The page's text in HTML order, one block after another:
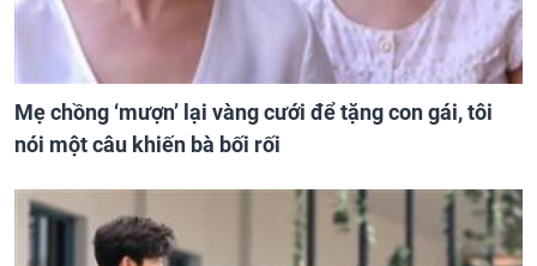
Mẹ chồng ‘mượn’ lại vàng cưới để tặng con gái, tôi
nói một câu khiến bà bối rối